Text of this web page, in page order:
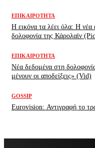
ΕΠΙΚΑΙΡΌΤΗΤΑ
H εικόνα τα λέει όλα: H
δολοφονία της Κάρολαϊν
ΕΠΙΚΑΙΡΌΤΗΤΑ
Νέα δεδομένα στη
μένουν οι αποδείξεις» (Vid)
GOSSIP
Eurovision: Αντιγραφή το